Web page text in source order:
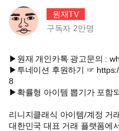
원재TV
구독자 2만명
▶원재 개인카톡 광고문의 :
▶투네이션 후원하기 ☞
8
▶확률형 아이템 뽑기가 포함
리니지클래식 아이템/계정 거
대한민국 대표 거래 플랫폼에